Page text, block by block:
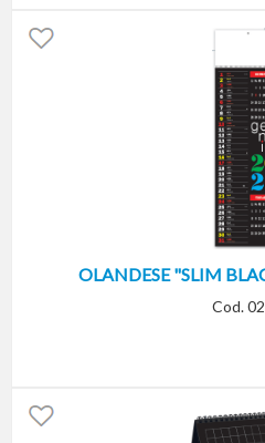
OLANDESE "SLIM
Cod.